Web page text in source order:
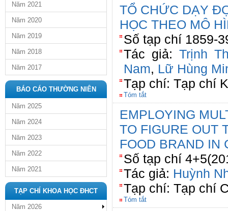
Năm 2021
Năm 2020
Năm 2019
Năm 2018
Năm 2017
BÁO CÁO THƯỜNG NIÊN
Năm 2025
Năm 2024
Năm 2023
Năm 2022
Năm 2021
TẠP CHÍ KHOA HỌC ĐHCT
Năm 2026
TỔ CHỨC DẠY
HỌC THEO MÔ
Số tạp chí 1859-
Tác giả: Trịnh
Nam, Lữ Hùng
Tạp chí: Tạp chí
Tóm tắt
EMPLOYING
TO FIGURE OUT
FOOD BRAND IN
Số tạp chí
Tác giả: Huỳnh
Tạp chí: Tạp chí
Tóm tắt